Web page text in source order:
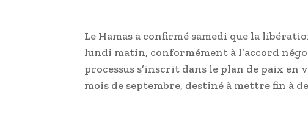
Le Hamas a confirmé samedi que la
lundi matin, conformément à l’accord
processus s’inscrit dans le plan de paix
mois de septembre, destiné à mettre fin à